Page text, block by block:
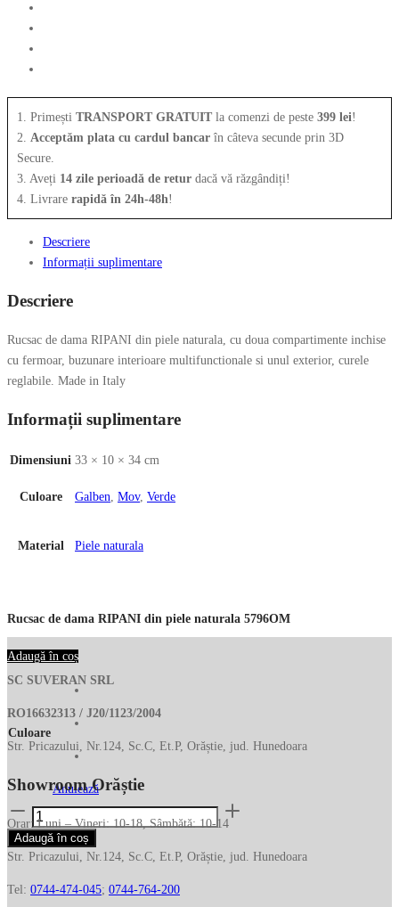
5796OM
1. Primești TRANSPORT GRATUIT la comenzi de peste 399 lei!
2. Acceptăm plata cu cardul bancar în câteva secunde prin 3D
Secure.
3. Aveți 14 zile perioadă de retur dacă vă răzgândiți!
4. Livrare rapidă în 24h-48h!
Descriere
Informații suplimentare
Descriere
Rucsac de dama RIPANI din piele naturala, cu doua compartimente inchise
cu fermoar, buzunare interioare multifunctionale si unul exterior, curele
reglabile. Made in Italy
Informații suplimentare
Dimensiuni 33 × 10 × 34 cm
Culoare Galben, Mov, Verde
Material Piele naturala
Rucsac de dama RIPANI din piele naturala 5796OM
Adaugă în coș
Culoare
Anulează
Cantitate
Rucsac
de
RIPANI
Adaugă în coș
SC SUVERAN SRL
RO16632313 / J20/1123/2004
Str. Pricazului, Nr.124, Sc.C, Et.P, Orăștie, jud. Hunedoara
Showroom Orăștie
Orar: Luni – Vineri: 10-18, Sâmbătă: 10-14
Str. Pricazului, Nr.124, Sc.C, Et.P, Orăștie, jud. Hunedoara
Tel: 0744-474-045; 0744-764-200